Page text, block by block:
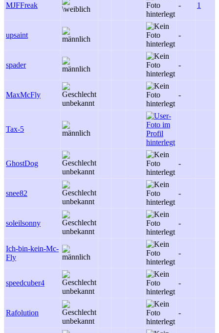
MJFFreak - 1
upsaint -
spader -
MaxMcFly -
Tax-5
GhostDog -
snee82 -
soleilsonny -
Ich-bin-kein-Mc-
Fly
-
speedcuber4 -
Rafolution -